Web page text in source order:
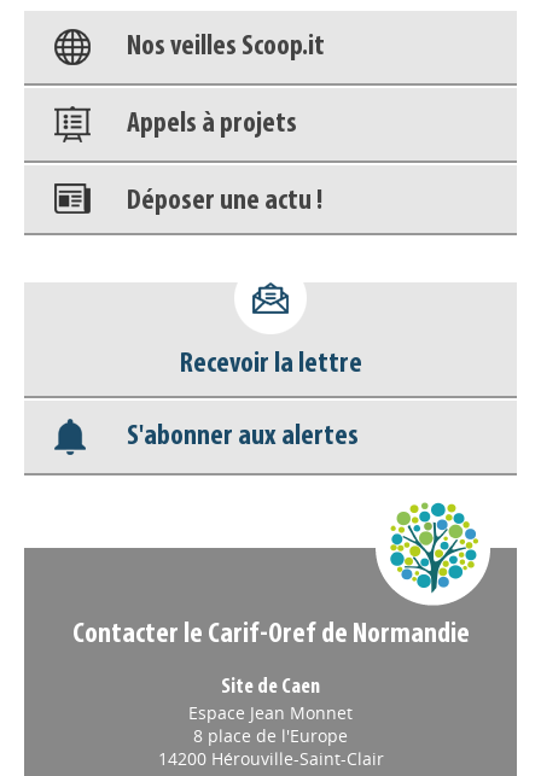
Nos veilles Scoop.it
Appels à projets
Déposer une actu !
déconnecter)
Base documentaire
Nos veilles Scoop.it
Recevoir la lettre
S'abonner aux alertes
Contacter le Carif-Oref de Normandie
Site de Caen
Espace Jean Monnet
8 place de l'Europe
14200 Hérouville-Saint-Clair